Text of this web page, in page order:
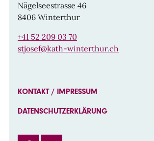
Nägelseestrasse 46
8406 Winterthur
+41 52 209 03 70
stjosef@kath-winterthur.ch
KONTAKT / IMPRESSUM
DATENSCHUTZERKLÄRUNG